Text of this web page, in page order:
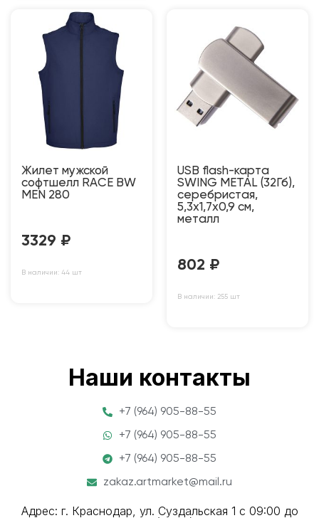
Жилет мужской
софтшелл RACE BW
MEN 280
3329 ₽
В наличии: 44 шт
USB flash-карта
SWING METAL (32Гб),
серебристая,
5,3х1,7х0,9 см,
металл
802 ₽
В наличии: 255 шт
Наши контакты
+7 (964) 905-88-55
+7 (964) 905-88-55
+7 (964) 905-88-55
zakaz.artmarket@mail.ru
Адрес: г. Краснодар, ул. Суздальская 1 с 09:00 до